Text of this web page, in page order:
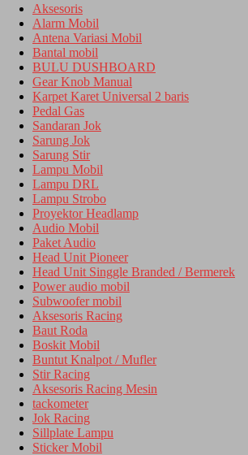
Aksesoris
Alarm Mobil
Antena Variasi Mobil
Bantal mobil
BULU DUSHBOARD
Gear Knob Manual
Karpet Karet Universal 2 baris
Pedal Gas
Sandaran Jok
Sarung Jok
Sarung Stir
Lampu Mobil
Lampu DRL
Lampu Strobo
Proyektor Headlamp
Audio Mobil
Paket Audio
Head Unit Pioneer
Head Unit Singgle Branded / Bermerek
Power audio mobil
Subwoofer mobil
Aksesoris Racing
Baut Roda
Boskit Mobil
Buntut Knalpot / Mufler
Stir Racing
Aksesoris Racing Mesin
tackometer
Jok Racing
Sillplate Lampu
Sticker Mobil